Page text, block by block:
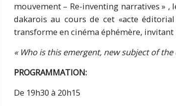
mouvement – Re-inventing narratives »
dakarois au cours de cet «acte
transforme en cinéma éphémère,
« Who is this emergent, new subject of
PROGRAMMATION:
De 19h30 à 20h15